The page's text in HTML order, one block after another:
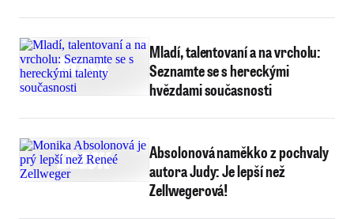
Mladí, talentovaní a na vrcholu:
Seznamte se s hereckými
hvězdami současnosti
Absolonová naměkko z pochvaly
autora Judy: Je lepší než
Zellwegerová!